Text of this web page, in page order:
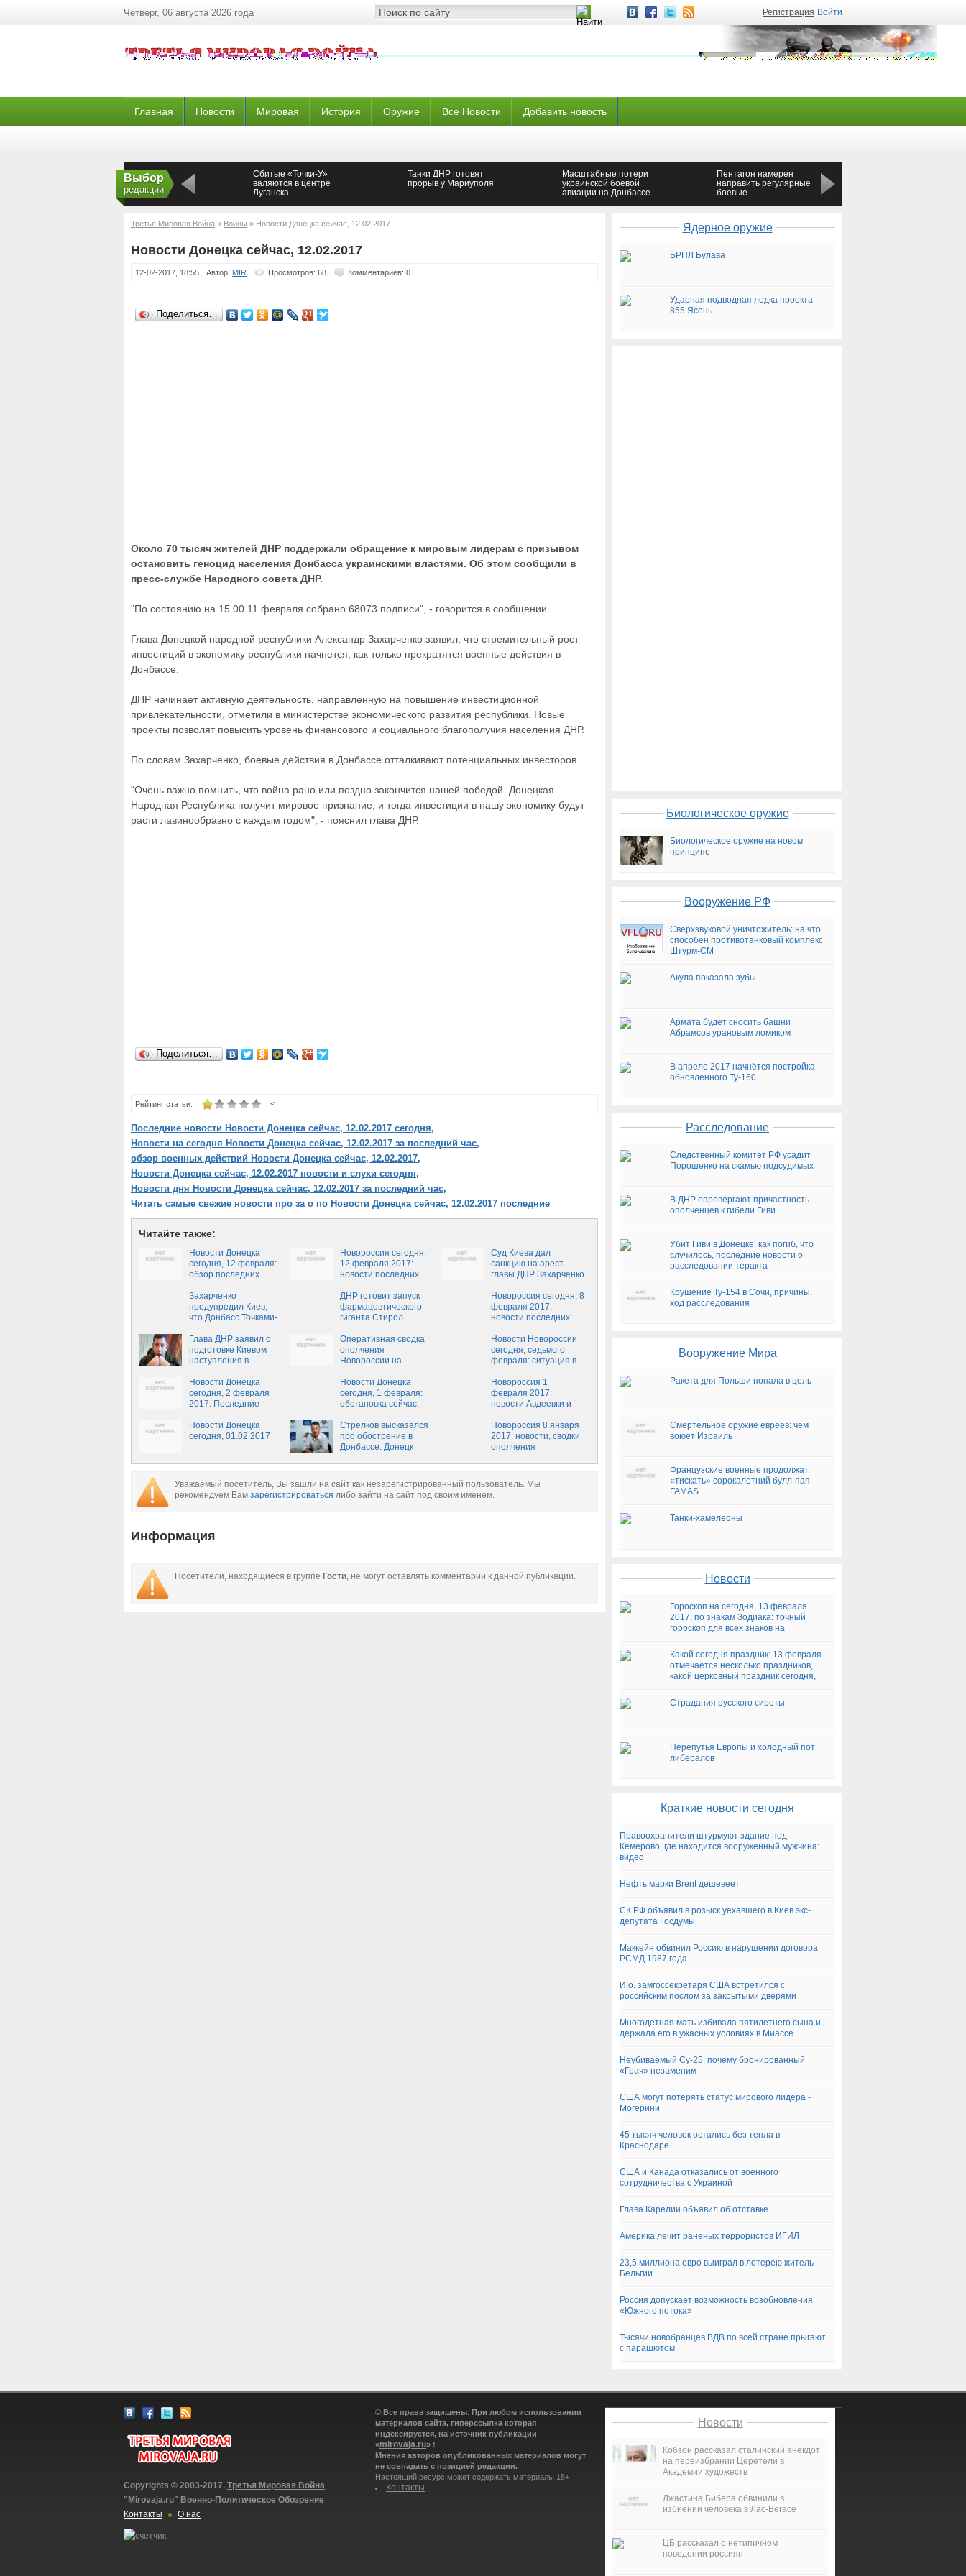
Четверг, 06 августа 2026 года Регистрация Войти
Главная Новости Мировая История Оружие Все Новости Добавить новость
Выбор
редакции
Сбитые «Точки-У»
валяются в центре
Луганска
Танки ДНР готовят
прорыв у Мариуполя
Масштабные потери
украинской боевой
авиации на Донбассе
Пентагон намерен
направить регулярные
боевые
Третья Мировая Война » Войны » Новости Донецка сейчас, 12.02.2017
Новости Донецка сейчас, 12.02.2017
12-02-2017, 18:55 Автор: MIR Просмотров: 68 Комментариев: 0
Поделиться…
Около 70 тысяч жителей ДНР поддержали обращение к мировым лидерам с призывом
остановить геноцид населения Донбасса украинскими властями. Об этом сообщили в
пресс-службе Народного совета ДНР.
"По состоянию на 15.00 11 февраля собрано 68073 подписи", - говорится в сообщении.
Глава Донецкой народной республики Александр Захарченко заявил, что стремительный рост
инвестиций в экономику республики начнется, как только прекратятся военные действия в
Донбассе.
ДНР начинает активную деятельность, направленную на повышение инвестиционной
привлекательности, отметили в министерстве экономического развития республики. Новые
проекты позволят повысить уровень финансового и социального благополучия населения ДНР.
По словам Захарченко, боевые действия в Донбассе отталкивают потенциальных инвесторов.
"Очень важно помнить, что война рано или поздно закончится нашей победой. Донецкая
Народная Республика получит мировое признание, и тогда инвестиции в нашу экономику будут
расти лавинообразно с каждым годом", - пояснил глава ДНР.
Поделиться…
<
Рейтинг статьи:
Последние новости Новости Донецка сейчас, 12.02.2017 сегодня,
Новости на сегодня Новости Донецка сейчас, 12.02.2017 за последний час,
обзор военных действий Новости Донецка сейчас, 12.02.2017,
Новости Донецка сейчас, 12.02.2017 новости и слухи сегодня,
Новости дня Новости Донецка сейчас, 12.02.2017 за последний час,
Читать самые свежие новости про за о по Новости Донецка сейчас, 12.02.2017 последние
Читайте также:
Новости Донецка
сегодня, 12 февраля:
обзор последних
Новороссия сегодня,
12 февраля 2017:
новости последних
и ЛНР на сегодня,
12.02.2017, новости
Донецка и Авдеевки
сводки ополчения
Новороссии
Суд Киева дал
санкцию на арест
главы ДНР Захарченко
Захарченко
предупредил Киев,
что Донбасс Точками-
будет последнее
наступление
Порошенко и
целом
ДНР готовит запуск
фармацевтического
гиганта Стирол
Новороссия сегодня, 8
февраля 2017:
новости последних
и ЛНР на сегодня,
08.02.2017, новости
Донецка и Авдеевки
сводки ополчения
Новороссии
Глава ДНР заявил о
подготовке Киевом
наступления в
Оперативная сводка
ополчения
Новороссии на
Новости Новороссии
сегодня, седьмого
февраля: ситуация в
Новости Донецка
сегодня, 2 февраля
2017. Последние
сейчас
Новости Донецка
сегодня, 1 февраля:
обстановка сейчас,
сводки ополчения
Новороссии на
сегодня, 01.02.2017
Новороссия 1
февраля 2017:
новости Авдеевки и
ополчения
Новороссии,
последние новости
ЛНР на сегодняшний
день
Новости Донецка
сегодня, 01.02.2017
Стрелков высказался
про обострение в
Донбассе: Донецк
Новороссия 8 января
2017: новости, сводки
ополчения
Донецка 08.01.2017,
обстановка в ДНР и
ЛНР на сегодняшний
Уважаемый посетитель, Вы зашли на сайт как незарегистрированный пользователь. Мы
рекомендуем Вам зарегистрироваться либо зайти на сайт под своим именем.
Информация
Посетители, находящиеся в группе Гости, не могут оставлять комментарии к данной публикации.
Ядерное оружие
БРПЛ Булава
Ударная подводная лодка проекта
855 Ясень
Биологическое оружие
Биологическое оружие на новом
принципе
Вооружение РФ
Сверхзвуковой уничтожитель: на что
способен противотанковый комплекс
Штурм-СМ
Акула показала зубы
Армата будет сносить башни
Абрамсов урановым ломиком
В апреле 2017 начнётся постройка
обновленного Ту-160
Расследование
Следственный комитет РФ усадит
Порошенко на скамью подсудимых
В ДНР опровергают причастность
ополченцев к гибели Гиви
Убит Гиви в Донецке: как погиб, что
случилось, последние новости о
расследовании теракта
Крушение Ту-154 в Сочи, причины:
ход расследования
Вооружение Мира
Ракета для Польши попала в цель
Смертельное оружие евреев: чем
воюет Израиль
Французские военные продолжат
«тискать» сорокалетний булл-пап
FAMAS
Танки-хамелеоны
Новости
Гороскоп на сегодня, 13 февраля
2017, по знакам Зодиака: точный
гороскоп для всех знаков на
Какой сегодня праздник: 13 февраля
отмечается несколько праздников,
какой церковный праздник сегодня,
Страдания русского сироты
Перепутья Европы и холодный пот
либералов
Краткие новости сегодня
Правоохранители штурмуют здание под
Кемерово, где находится вооруженный мужчина:
видео
Нефть марки Brent дешевеет
СК РФ объявил в розыск уехавшего в Киев экс-
депутата Госдумы
Маккейн обвинил Россию в нарушении договора
РСМД 1987 года
И.о. замгоссекретаря США встретился с
российским послом за закрытыми дверями
Многодетная мать избивала пятилетнего сына и
держала его в ужасных условиях в Миассе
Неубиваемый Су-25: почему бронированный
«Грач» незаменим
США могут потерять статус мирового лидера -
Могерини
45 тысяч человек остались без тепла в
Краснодаре
США и Канада отказались от военного
сотрудничества с Украиной
Глава Карелии объявил об отставке
Америка лечит раненых террористов ИГИЛ
23,5 миллиона евро выиграл в лотерею житель
Бельгии
Россия допускает возможность возобновления
«Южного потока»
Тысячи новобранцев ВДВ по всей стране прыгают
с парашютом
Copyrights © 2003-2017. Третья Мировая Война
"Mirovaja.ru" Военно-Политическое Обозрение
Контакты
О нас
© Все права защищены. При любом использовании
материалов сайта, гиперссылка которая
индексируется, на источник публикации
«mirovaja.ru» !
Мнения авторов опубликованных материалов могут
не совпадать с позицией редакции.
Настоящий ресурс может содержать материалы 18+
Контакты
Новости
Кобзон рассказал сталинский анекдот
на переизбрании Церетели в
Академии художеств
Джастина Бибера обвинили в
избиении человека в Лас-Вегасе
ЦБ рассказал о нетипичном
поведении россиян